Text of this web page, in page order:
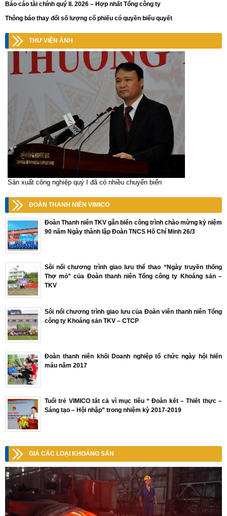
Báo cáo tài chính quý II. 2026 – Hợp nhất Tổng công ty
Thông báo thay đổi số lượng cổ phiếu có quyền biểu quyết
THƯ VIỆN ẢNH
Sản xuất công nghiệp quý I đã có nhiều chuyển biến
ĐOÀN THANH NIÊN VIMICO
Đoàn Thanh niên TKV gắn biển công trình chào mừng kỷ niệm
90 năm Ngày thành lập Đoàn TNCS Hồ Chí Minh 26/3
Sôi nổi chương trình giao lưu thể thao “Ngày truyền thống
Thợ mỏ” của Đoàn thanh niên Tổng công ty Khoáng sản –
TKV
Sôi nổi chương trình giao lưu của Đoàn viên thanh niên Tổng
công ty Khoáng sản TKV – CTCP
Đoàn thanh niên khối Doanh nghiệp tổ chức ngày hội hiến
máu năm 2017
Tuổi trẻ VIMICO tất cả vì mục tiêu “ Đoàn kết – Thiết thực –
Sáng tạo – Hội nhập” trong nhiệm kỳ 2017-2019
GIÁ CÁC LOẠI KHOÁNG SẢN